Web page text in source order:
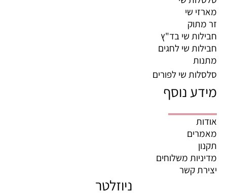
מארזי שי
זר מתוק
חבילות שי בד"ץ
חבילות שי לחגים
מתנות
סלסלות שי לפורים
מידע נוסף
אודות
מאמרים
תקנון
מדיניות משלוחים
יצירת קשר
ניוזלטר